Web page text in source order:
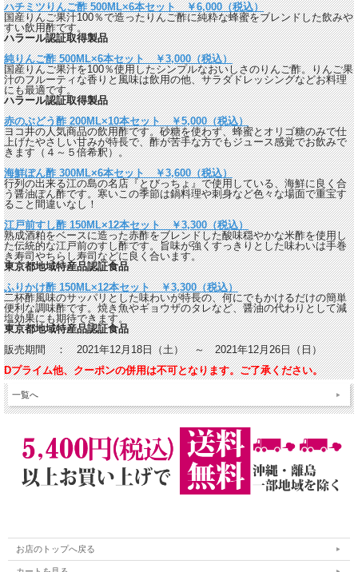
ハチミツりんご酢 500ML×6本セット ￥6,000（税込）
国産りんご果汁100％で造ったりんご酢に純粋な蜂蜜をブレンドした飲みや
すい飲用酢です。
ハラール認証取得製品
純りんご酢 500ML×6本セット ￥3,000（税込）
国産りんご果汁を100％使用したシンプルなおいしさのりんご酢。りんご果
汁のフルーティな香りと風味は飲用の他、サラダドレッシングなどお料理
にも最適です。
ハラール認証取得製品
赤のぶどう酢 200ML×10本セット ￥5,000（税込）
ヨコ井の人気商品の飲用酢です。砂糖を使わず、蜂蜜とオリゴ糖のみで仕
上げたやさしい甘みが特長で、酢が苦手な方でもジュース感覚でお飲みで
きます（４～５倍希釈）。
海鮮ぽん酢 300ML×6本セット ￥3,600（税込）
行列の出来る江の島の名店『とびっちょ』で使用している、海鮮に良く合
う醤油ぽん酢です。寒いこの季節は鍋料理や刺身など色々な場面で重宝す
ること間違いなし！
江戸前すし酢 150ML×12本セット ￥3,300（税込）
熟成酒粕をベースに造った赤酢をブレンドした酸味穏やかな米酢を使用し
た伝統的な江戸前のすし酢です。旨味が強くすっきりとした味わいは手巻
き寿司やちらし寿司などに良く合います。
東京都地域特産品認証食品
ふりかけ酢 150ML×12本セット ￥3,300（税込）
二杯酢風味のサッパリとした味わいが特長の、何にでもかけるだけの簡単
便利な調味酢です。焼き魚やギョウザのタレなど、醤油の代わりとして減
塩効果にも期待できます。
東京都地域特産品認証食品
販売期間 ： 2021年12月18日（土） ～ 2021年12月26日（日）
Dプライム他、クーポンの併用は不可となります。ご了承ください。
一覧へ
お店のトップへ戻る